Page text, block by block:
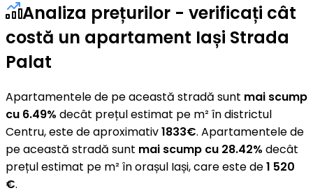
Analiza prețurilor - verificați cât
costă un apartament Iași Strada
Palat
Apartamentele de pe această stradă sunt mai scump
cu 6.49% decât prețul estimat pe m² în districtul
Centru, este de aproximativ1833€. Apartamentele de
pe această stradă sunt mai scump cu 28.42% decât
prețul estimat pe m² în orașul Iași, care este de1 520
€.